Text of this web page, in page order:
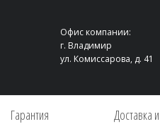
Офис компании:
г. Владимир
ул. Комиссарова, д. 41
Гарантия Доставка